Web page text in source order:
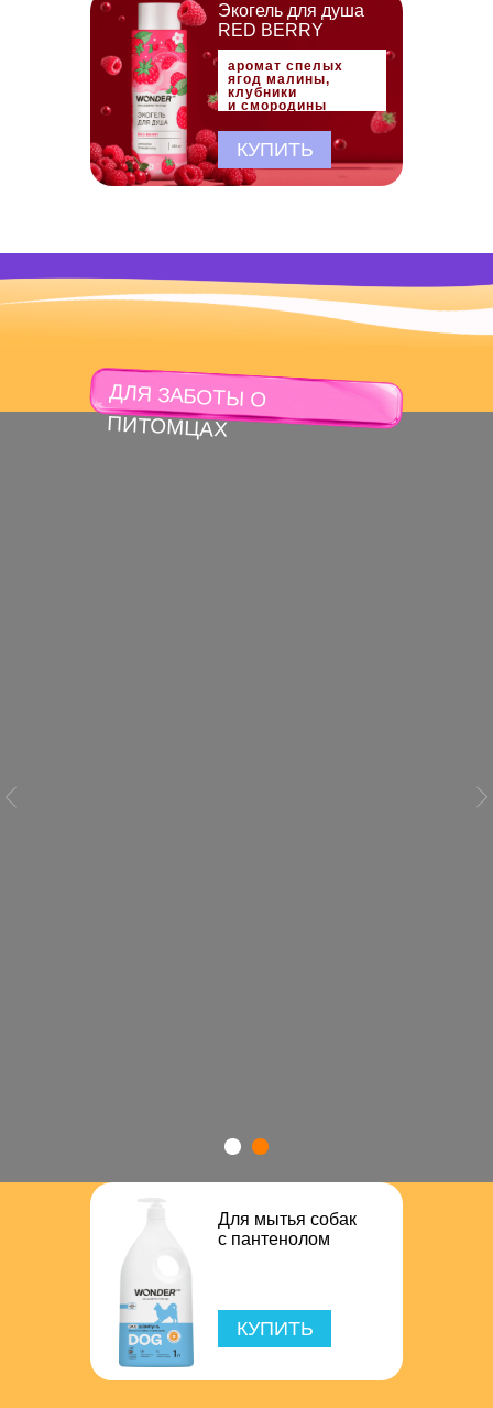
КУПИТЬ
Экогель для душа
RED BERRY
аромат спелых
ягод малины,
клубники
и смородины
ДЛЯ ЗАБОТЫ О
ПИТОМЦАХ
Для мытья собак
с пантенолом
КУПИТЬ